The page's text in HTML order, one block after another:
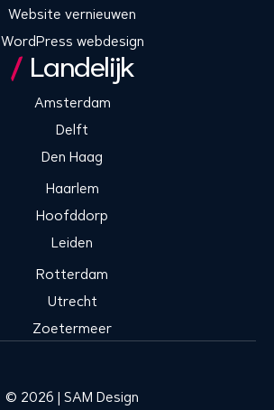
Website vernieuwen
WordPress webdesign
Landelijk
Amsterdam
Delft
Den Haag
Haarlem
Hoofddorp
Leiden
Rotterdam
Utrecht
Zoetermeer
© 2026 | SAM Design